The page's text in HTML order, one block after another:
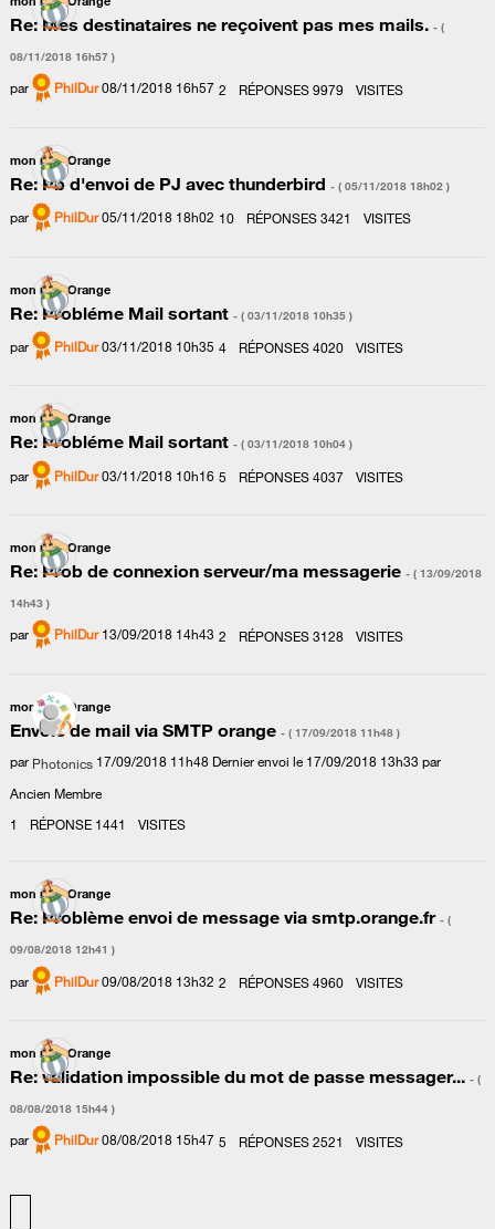
Re: Mes destinataires ne reçoivent pas mes mails. - (
‎08/11/2018 16h57 )
par PhilDur‎08/11/2018 16h57 2 RÉPONSES9979 VISITES
mon mail Orange
Re: Pb d'envoi de PJ avec thunderbird - ( ‎05/11/2018 18h02 )
par PhilDur‎05/11/2018 18h02 10 RÉPONSES3421 VISITES
mon mail Orange
Re: Probléme Mail sortant - ( ‎03/11/2018 10h35 )
par PhilDur‎03/11/2018 10h35 4 RÉPONSES4020 VISITES
mon mail Orange
Re: Probléme Mail sortant - ( ‎03/11/2018 10h04 )
par PhilDur‎03/11/2018 10h16 5 RÉPONSES4037 VISITES
mon mail Orange
Re: Prob de connexion serveur/ma messagerie - ( ‎13/09/2018
14h43 )
par PhilDur ‎13/09/2018 14h43 2 RÉPONSES3128 VISITES
mon mail Orange
Envoie de mail via SMTP orange - ( ‎17/09/2018 11h48 )
par Photonics ‎17/09/2018 11h48 Dernier envoi le ‎17/09/2018 13h33 par
Ancien Membre
1
RÉPONSE 1441 VISITES
mon mail Orange
Re: Problème envoi de message via smtp.orange.fr - (
‎09/08/2018 12h41 )
par PhilDur‎09/08/2018 13h32 2 RÉPONSES4960 VISITES
mon mail Orange
Re: validation impossible du mot de passe messager... - (
‎08/08/2018 15h44 )
par PhilDur‎08/08/2018 15h47 5 RÉPONSES2521 VISITES